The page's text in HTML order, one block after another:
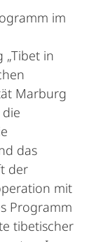
im
„Tibet in
Marburg
das
der
mit
Programm
tibetischer